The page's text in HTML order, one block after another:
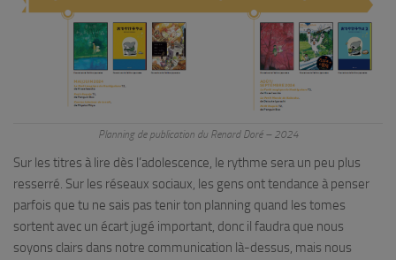
Planning de publication du Renard Doré – 2024
Sur les titres à lire dès l’adolescence, le rythme sera un peu plus
resserré. Sur les réseaux sociaux, les gens ont tendance à penser
parfois que tu ne sais pas tenir ton planning quand les tomes
sortent avec un écart jugé important, donc il faudra que nous
soyons clairs dans notre communication là-dessus, mais nous